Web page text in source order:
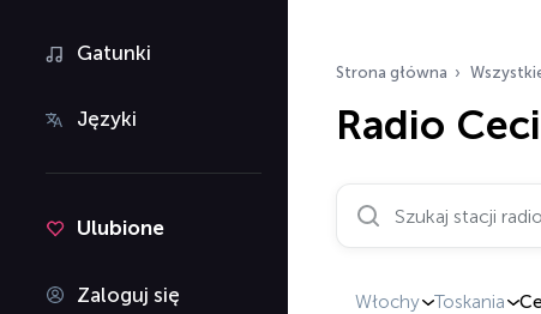
Gatunki
Języki
Ulubione
Zaloguj się
Strona główna
Radio
Szukaj stacji
Włochy Toskania